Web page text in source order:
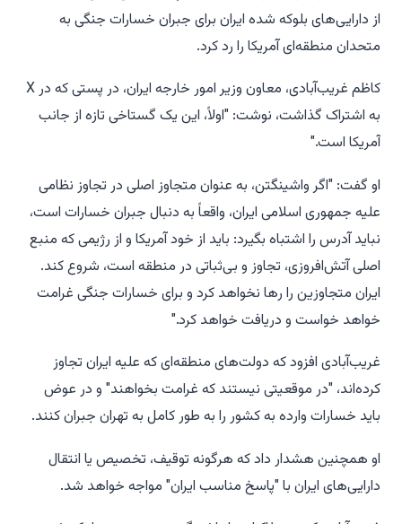
از دارایی‌های بلوکه شده ایران برای جبران خسارات جنگی به
متحدان منطقه‌ای آمریکا را رد کرد.
کاظم غریب‌آبادی، معاون وزیر امور خارجه ایران، در پستی که در X
به اشتراک گذاشت، نوشت: "اولاً، این یک گستاخی تازه از جانب
آمریکا است."
او گفت: "اگر واشینگتن، به عنوان متجاوز اصلی در تجاوز نظامی
علیه جمهوری اسلامی ایران، واقعاً به دنبال جبران خسارات است،
نباید آدرس را اشتباه بگیرد: باید از خود آمریکا و از رژیمی که منبع
اصلی آتش‌افروزی، تجاوز و بی‌ثباتی در منطقه است، شروع کند.
ایران متجاوزین را رها نخواهد کرد و برای خسارات جنگی غرامت
خواهد خواست و دریافت خواهد کرد."
غریب‌آبادی افزود که دولت‌های منطقه‌ای که علیه ایران تجاوز
کرده‌اند، "در موقعیتی نیستند که غرامت بخواهند" و در عوض
باید خسارات وارده به کشور را به طور کامل به تهران جبران کنند.
او همچنین هشدار داد که هرگونه توقیف، تخصیص یا انتقال
دارایی‌های ایران با "پاسخ مناسب ایران" مواجه خواهد شد.